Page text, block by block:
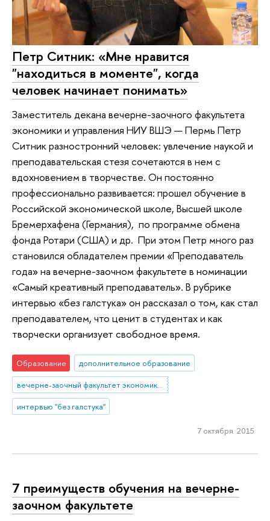
Петр Ситник: «Мне нравится
"находиться в моменте", когда
человек начинает понимать»
Заместитель декана вечерне-заочного факультета
экономики и управления НИУ ВШЭ — Пермь Петр
Ситник разностронний человек: увлечение наукой и
преподавательская стезя сочетаются в нем с
вдохновением в творчестве. Он постоянно
профессионально развивается: прошел обучение в
Российской экономической школе, Высшей школе
Бремерхафена (Германия), по программе обмена
фонда Ротари (США) и др. При этом Петр много раз
становился обладателем премии «Преподаватель
года» на вечерне-заочном факультете в номинации
«Самый креативный преподаватель». В рубрике
интервью «без галстука» он рассказал о том, как стал
преподавателем, что ценит в студентах и как
творчески организует свободное время.
Образование
дополнительное образование
вечерне-заочный факультет экономики и управления
интервью "без галстука"
7 октября 2015
7 преимуществ обучения на вечерне-
заочном факультете